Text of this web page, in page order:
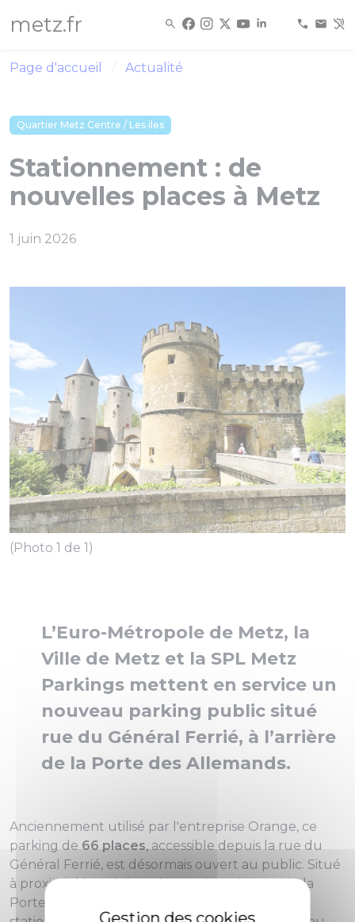
metz.fr
Page d'accueil Actualité
Quartier Metz Centre / Les iles
Stationnement : de
nouvelles places à Metz
1 juin 2026
(Photo 1 de 1)
L’Euro-Métropole de Metz, la
Ville de Metz et la SPL Metz
Parkings mettent en service un
nouveau parking public situé
rue du Général Ferrié, à l’arrière
de la Porte des Allemands.
Anciennement utilisé par l'entreprise Orange, ce
parking de66 places, accessible depuis la rue du
Général Ferrié, est désormais ouvert au public. Situé
à proximité immédiate du site des Frigos et de la
Porte des Allemands, il renforce l’offre de